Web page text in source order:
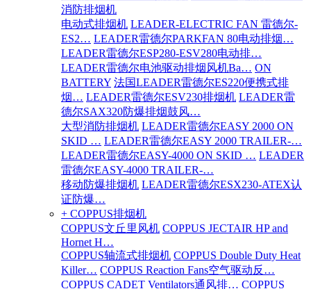
消防排烟机
电动式排烟机 LEADER-ELECTRIC FAN 雷德尔-
ES2… LEADER雷德尔PARKFAN 80电动排烟…
LEADER雷德尔ESP280-ESV280电动排…
LEADER雷德尔电池驱动排烟风机Ba… ON
BATTERY 法国LEADER雷德尔ES220便携式排
烟… LEADER雷德尔ESV230排烟机 LEADER雷
德尔SAX320防爆排烟鼓风…
大型消防排烟机 LEADER雷德尔EASY 2000 ON
SKID … LEADER雷德尔EASY 2000 TRAILER-…
LEADER雷德尔EASY-4000 ON SKID … LEADER
雷德尔EASY-4000 TRAILER-…
移动防爆排烟机 LEADER雷德尔ESX230-ATEX认
证防爆…
+ COPPUS排烟机
COPPUS文丘里风机 COPPUS JECTAIR HP and
Hornet H…
COPPUS轴流式排烟机 COPPUS Double Duty Heat
Killer… COPPUS Reaction Fans空气驱动反…
COPPUS CADET Ventilators通风排… COPPUS